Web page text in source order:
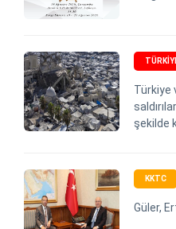
Türkiye
şekilde
KKTC
Güler,